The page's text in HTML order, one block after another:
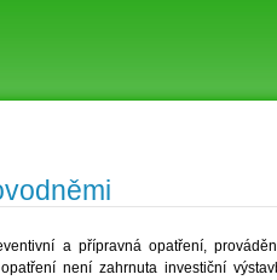
a přípravná opatření,
není zahrnuta investiční